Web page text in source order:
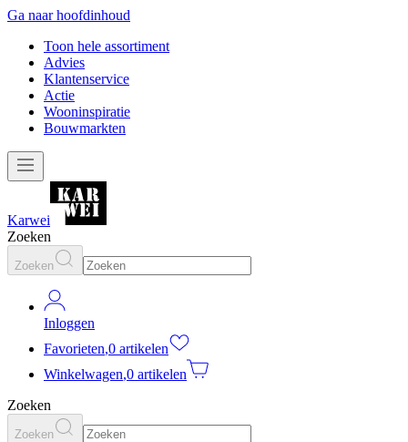
Ga naar hoofdinhoud
Toon hele assortiment
Advies
Klantenservice
Actie
Wooninspiratie
Bouwmarkten
Karwei
Zoeken
Zoeken
Inloggen
Favorieten,0 artikelen
Winkelwagen,0 artikelen
Zoeken
Zoeken